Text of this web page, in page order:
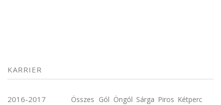
KARRIER
2016-2017 Összes Gól Öngól Sárga Piros Kétperc